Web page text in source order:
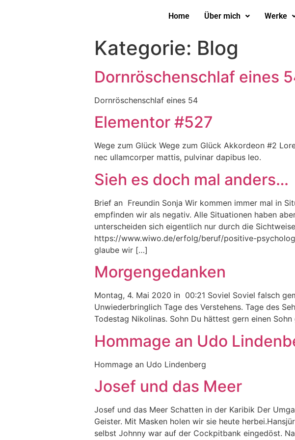
Home Über mich Werke
Kategorie: Blog
Dornröschenschlaf eines
Dornröschenschlaf eines 54
Elementor #527
Wege zum Glück Wege zum Glück Akkordeon #2
nec ullamcorper mattis, pulvinar dapibus leo.
Sieh es doch mal anders…
Brief an Freundin Sonja Wir kommen immer mal in
empfinden wir als negativ. Alle Situationen haben
unterscheiden sich eigentlich nur durch die
https://www.wiwo.de/erfolg/beruf/positive-
glaube wir […]
Morgengedanken
Montag, 4. Mai 2020 in 00:21 Soviel Soviel falsch
Unwiederbringlich Tage des Verstehens. Tage des
Todestag Nikolinas. Sohn Du hättest gern einen
Hommage an Udo
Hommage an Udo Lindenberg
Josef und das Meer
Josef und das Meer Schatten in der Karibik Der
Geister. Mit Masken holen wir sie heute
selbst Johnny war auf der Cockpitbank eingedöst.